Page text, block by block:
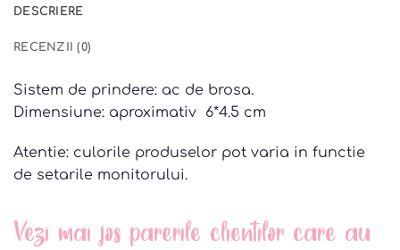
DESCRIERE
RECENZII (0)
Sistem de prindere: ac de brosa.
Dimensiune: aproximativ 6*4.5 cm
Atentie: culorile produselor pot varia in functie
de setarile monitorului.
Vezi mai jos parerile clientilor care au